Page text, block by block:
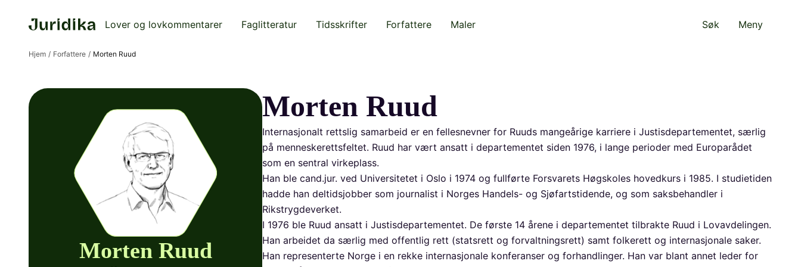
Lover og lovkommentarer Faglitteratur Tidsskrifter Forfattere Maler Søk Meny
Hjem Forfattere Morten Ruud
Morten Ruud
Morten Ruud
Internasjonalt rettslig samarbeid er en fellesnevner for Ruuds mangeårige karriere i Justisdepartementet, særlig
på menneskerettsfeltet. Ruud har vært ansatt i departementet siden 1976, i lange perioder med Europarådet
som en sentral virkeplass.
Han ble cand.jur. ved Universitetet i Oslo i 1974 og fullførte Forsvarets Høgskoles hovedkurs i 1985. I studietiden
hadde han deltidsjobber som journalist i Norges Handels- og Sjøfartstidende, og som saksbehandler i
Rikstrygdeverket.
I 1976 ble Ruud ansatt i Justisdepartementet. De første 14 årene i departementet tilbrakte Ruud i Lovavdelingen.
Han arbeidet da særlig med offentlig rett (statsrett og forvaltningsrett) samt folkerett og internasjonale saker.
Han representerte Norge i en rekke internasjonale konferanser og forhandlinger. Han var blant annet leder for